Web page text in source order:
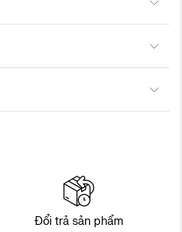
Đổi trả sản phẩm